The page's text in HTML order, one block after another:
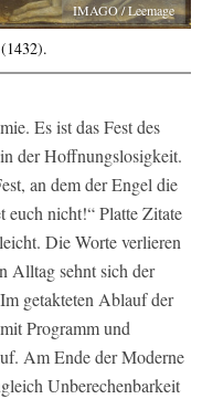
IMAGO / Leemage
Es ist das Fest des
der Hoffnungslosigkeit.
an dem der Engel die
euch nicht!“ Platte Zitate
Die Worte verlieren
Alltag sehnt sich der
getakteten Ablauf der
Programm und
Am Ende der Moderne
Unberechenbarkeit